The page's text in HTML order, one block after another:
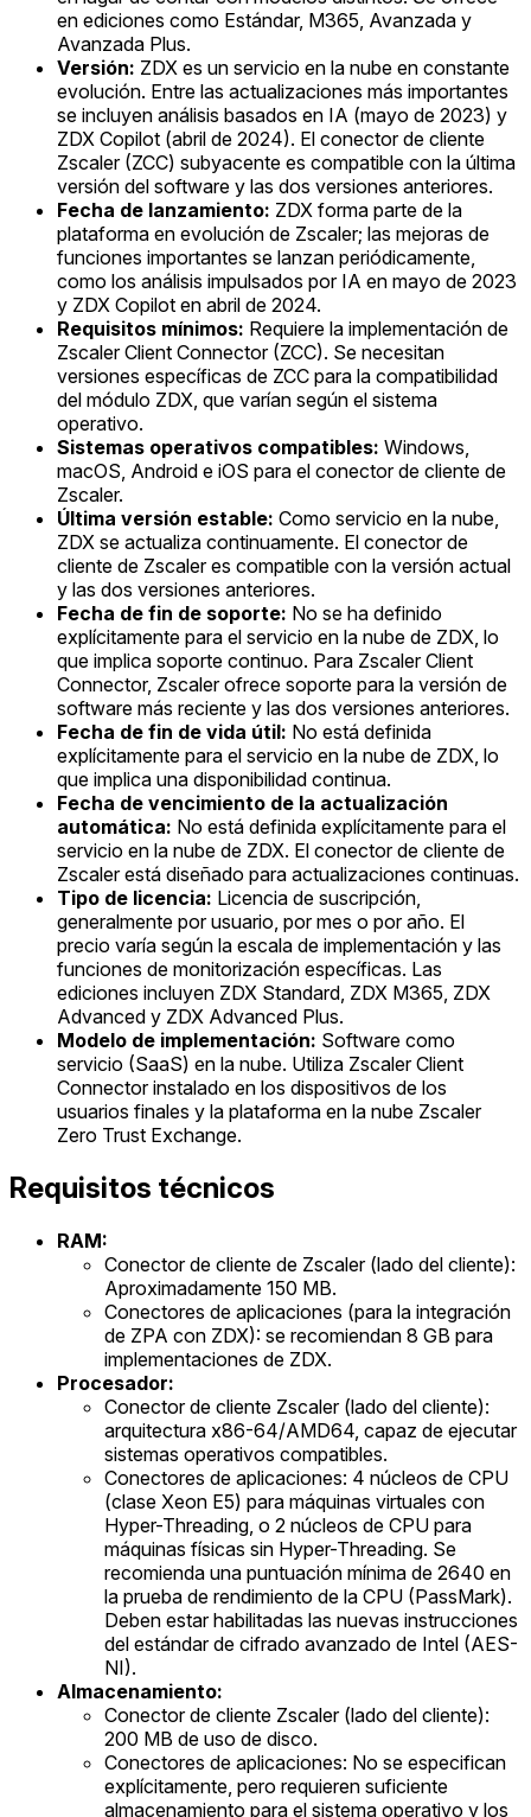
en ediciones como Estándar, M365, Avanzada y
Avanzada Plus.
Versión: ZDX es un servicio en la nube en constante
evolución. Entre las actualizaciones más importantes
se incluyen análisis basados en IA (mayo de 2023) y
ZDX Copilot (abril de 2024). El conector de cliente
Zscaler (ZCC) subyacente es compatible con la última
versión del software y las dos versiones anteriores.
Fecha de lanzamiento: ZDX forma parte de la
plataforma en evolución de Zscaler; las mejoras de
funciones importantes se lanzan periódicamente,
como los análisis impulsados por IA en mayo de 2023
y ZDX Copilot en abril de 2024.
Requisitos mínimos: Requiere la implementación de
Zscaler Client Connector (ZCC). Se necesitan
versiones específicas de ZCC para la compatibilidad
del módulo ZDX, que varían según el sistema
operativo.
Sistemas operativos compatibles: Windows,
macOS, Android e iOS para el conector de cliente de
Zscaler.
Última versión estable: Como servicio en la nube,
ZDX se actualiza continuamente. El conector de
cliente de Zscaler es compatible con la versión actual
y las dos versiones anteriores.
Fecha de fin de soporte: No se ha definido
explícitamente para el servicio en la nube de ZDX, lo
que implica soporte continuo. Para Zscaler Client
Connector, Zscaler ofrece soporte para la versión de
software más reciente y las dos versiones anteriores.
Fecha de fin de vida útil: No está definida
explícitamente para el servicio en la nube de ZDX, lo
que implica una disponibilidad continua.
Fecha de vencimiento de la actualización
automática: No está definida explícitamente para el
servicio en la nube de ZDX. El conector de cliente de
Zscaler está diseñado para actualizaciones continuas.
Tipo de licencia: Licencia de suscripción,
generalmente por usuario, por mes o por año. El
precio varía según la escala de implementación y las
funciones de monitorización específicas. Las
ediciones incluyen ZDX Standard, ZDX M365, ZDX
Advanced y ZDX Advanced Plus.
Modelo de implementación: Software como
servicio (SaaS) en la nube. Utiliza Zscaler Client
Connector instalado en los dispositivos de los
usuarios finales y la plataforma en la nube Zscaler
Zero Trust Exchange.
Requisitos técnicos
RAM:
Conector de cliente de Zscaler (lado del cliente):
Aproximadamente 150 MB.
Conectores de aplicaciones (para la integración
de ZPA con ZDX): se recomiendan 8 GB para
implementaciones de ZDX.
Procesador:
Conector de cliente Zscaler (lado del cliente):
arquitectura x86-64/AMD64, capaz de ejecutar
sistemas operativos compatibles.
Conectores de aplicaciones: 4 núcleos de CPU
(clase Xeon E5) para máquinas virtuales con
Hyper-Threading, o 2 núcleos de CPU para
máquinas físicas sin Hyper-Threading. Se
recomienda una puntuación mínima de 2640 en
la prueba de rendimiento de la CPU (PassMark).
Deben estar habilitadas las nuevas instrucciones
del estándar de cifrado avanzado de Intel (AES-
NI).
Almacenamiento:
Conector de cliente Zscaler (lado del cliente):
200 MB de uso de disco.
Conectores de aplicaciones: No se especifican
explícitamente, pero requieren suficiente
almacenamiento para el sistema operativo y los